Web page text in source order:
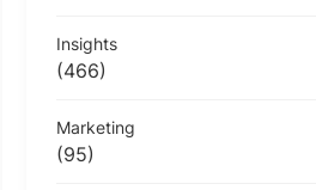
Insights
(466)
Marketing
(95)